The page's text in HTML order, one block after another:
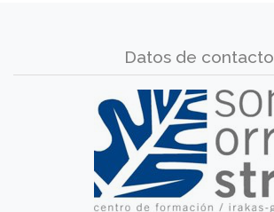
Datos de contacto